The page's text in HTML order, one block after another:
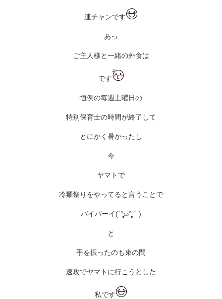
連チャンです
あっ
ご主人様と一緒の外食は
です
恒例の毎週土曜日の
特別保育士の時間が終了して
とにかく暑かったし
今
ヤマトで
冷麺祭りをやってると言うことで
バイバーイ(´°̥̥̥̥̥̥̥̥ω°̥̥̥̥̥̥̥̥｀)
と
手を振ったのも束の間
速攻でヤマトに行こうとした
私です